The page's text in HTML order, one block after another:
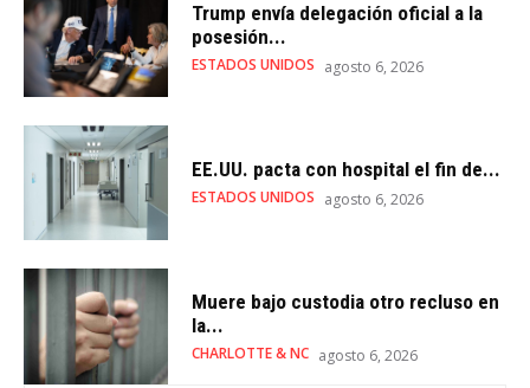
Trump envía delegación oficial a la
posesión...
ESTADOS UNIDOS agosto 6, 2026
EE.UU. pacta con hospital el fin de...
ESTADOS UNIDOS agosto 6, 2026
Muere bajo custodia otro recluso en
la...
CHARLOTTE & NC agosto 6, 2026